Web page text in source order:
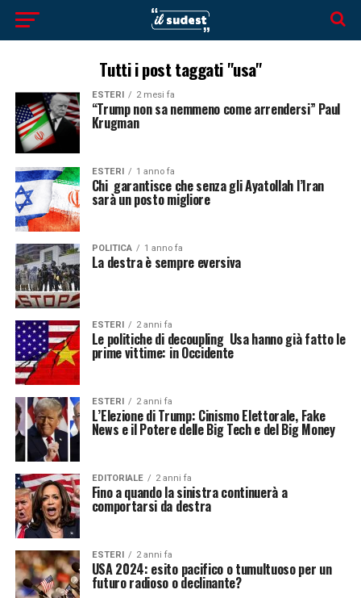
Tutti i post taggati "usa"
ESTERI 2 mesi fa
“Trump non sa nemmeno come arrendersi” Paul
ESTERI 1 anno fa
Chi garantisce che senza gli Ayatollah l’Iran
sarà un posto migliore
POLITICA 1 anno fa
La destra è sempre eversiva
ESTERI 2 anni fa
Le politiche di decoupling Usa hanno già fatto le
prime vittime: in Occidente
ESTERI 2 anni fa
L’Elezione di Trump: Cinismo Elettorale, Fake
News e il Potere delle Big Tech e del Big Money
EDITORIALE 2 anni fa
Fino a quando la sinistra continuerà a
comportarsi da destra
ESTERI 2 anni fa
USA 2024: esito pacifico o tumultuoso per un
futuro radioso o declinante?